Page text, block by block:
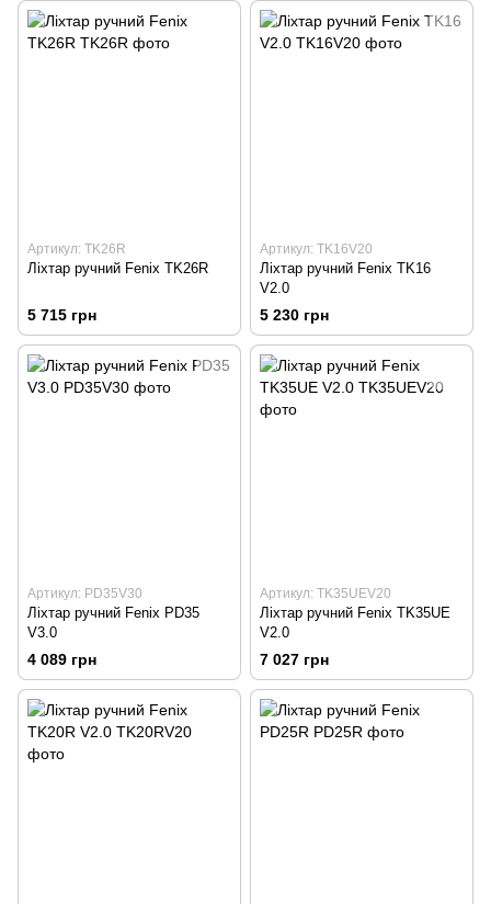
Артикул: TK26R
Ліхтар ручний Fenix TK26R
5 715 грн
Артикул: TK16V20
Ліхтар ручний Fenix TK16
V2.0
5 230 грн
Артикул: PD35V30
Ліхтар ручний Fenix PD35
V3.0
4 089 грн
Артикул: TK35UEV20
Ліхтар ручний Fenix TK35UE
V2.0
7 027 грн